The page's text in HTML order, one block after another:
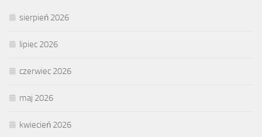
sierpień 2026
lipiec 2026
czerwiec 2026
maj 2026
kwiecień 2026